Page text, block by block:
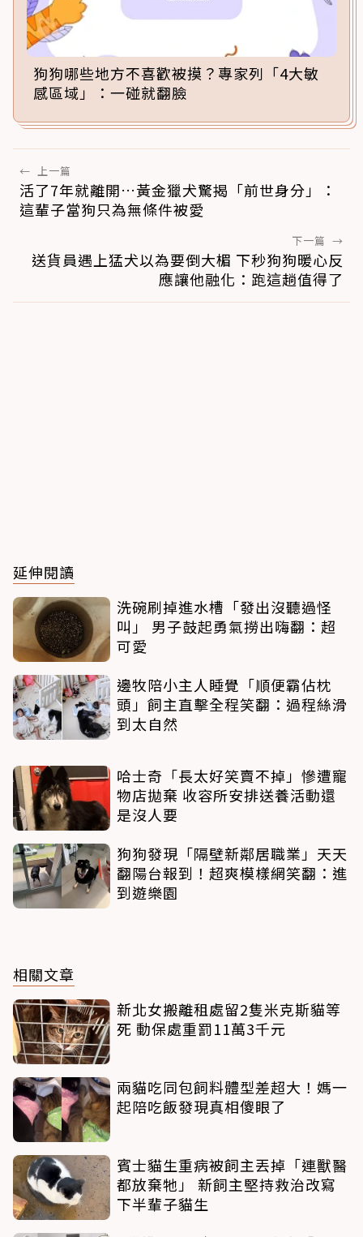
狗狗哪些地方不喜歡被摸？專家列「4大敏
感區域」：一碰就翻臉
← 上一篇
活了7年就離開…黃金獵犬驚揭「前世身分」：
這輩子當狗只為無條件被愛
下一篇 →
送貨員遇上猛犬以為要倒大楣 下秒狗狗暖心反
應讓他融化：跑這趟值得了
延伸閱讀
洗碗刷掉進水槽「發出沒聽過怪
叫」 男子鼓起勇氣撈出嗨翻：超
可愛
邊牧陪小主人睡覺「順便霸佔枕
頭」飼主直擊全程笑翻：過程絲滑
到太自然
哈士奇「長太好笑賣不掉」慘遭寵
物店拋棄 收容所安排送養活動還
是沒人要
狗狗發現「隔壁新鄰居職業」天天
翻陽台報到！超爽模樣網笑翻：進
到遊樂園
相關文章
新北女搬離租處留2隻米克斯貓等
死 動保處重罰11萬3千元
兩貓吃同包飼料體型差超大！媽一
起陪吃飯發現真相傻眼了
賓士貓生重病被飼主丟掉「連獸醫
都放棄牠」 新飼主堅持救治改寫
下半輩子貓生